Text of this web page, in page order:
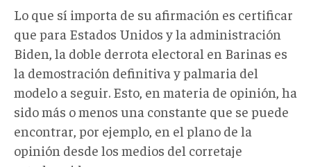
Lo que sí importa de su afirmación es certificar
que para Estados Unidos y la administración
Biden, la doble derrota electoral en Barinas es
la demostración definitiva y palmaria del
modelo a seguir. Esto, en materia de opinión, ha
sido más o menos una constante que se puede
encontrar, por ejemplo, en el plano de la
opinión desde los medios del corretaje